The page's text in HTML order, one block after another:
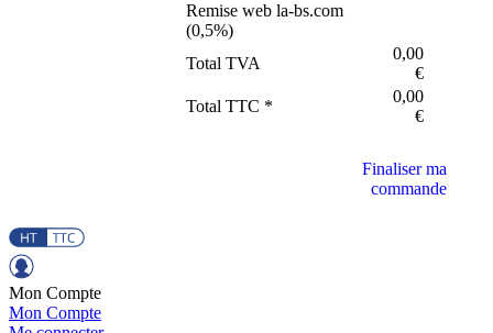
Remise web la-bs.com
(0,5%)
Total TVA
0,00
€
Total TTC *
0,00
€
Finaliser ma
commande
Mon Compte
Mon Compte